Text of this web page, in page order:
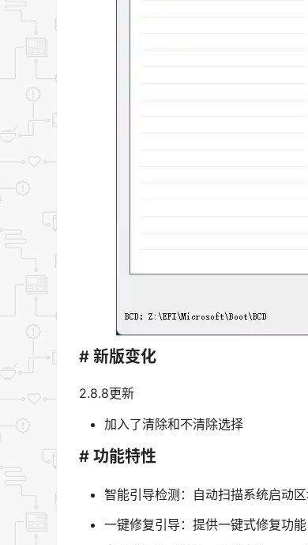
# 新版变化
2.8.8更新
加入了清除和不清除选择
# 功能特性
智能引导检测：自动扫描系统启动
一键修复引导：提供一键式修复功